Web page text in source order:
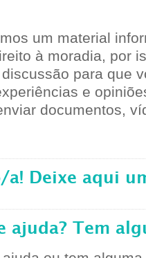
um material
à moradia, por
para que
e
documentos,
a! Deixe aqui
ajuda? Tem